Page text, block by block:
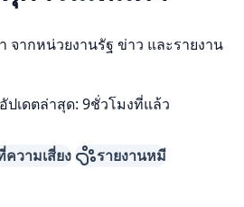
ากหน่วยงานรัฐ ข่าว และรายงาน
อัปเดตล่าสุด: 9ชั่วโมงที่แล้ว
ความเสี่ยง รายงานหมี